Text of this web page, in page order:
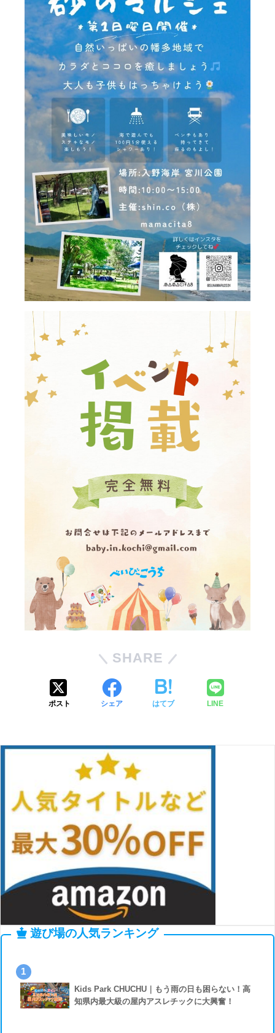
SHARE
ポスト シェア はてブ LINE
遊び場の人気ランキング
1
Kids Park CHUCHU｜もう雨の日も困らない！高
知県内最大級の屋内アスレチックに大興奮！